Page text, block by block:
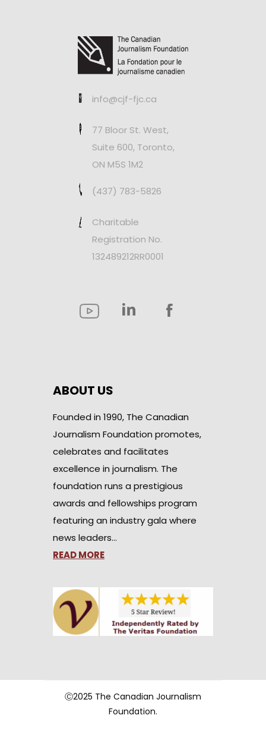
info@cjf-fjc.ca
77 Bloor St. West,
Suite 600, Toronto,
ON M5S 1M2
(437) 783-5826
Charitable
Registration No.
132489212RR0001
ABOUT US
Founded in 1990, The Canadian
Journalism Foundation promotes,
celebrates and facilitates
excellence in journalism. The
foundation runs a prestigious
awards and fellowships program
featuring an industry gala where
news leaders…
READ MORE
Ⓒ2025 The Canadian Journalism
Foundation.